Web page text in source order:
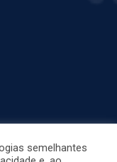
semelhantes